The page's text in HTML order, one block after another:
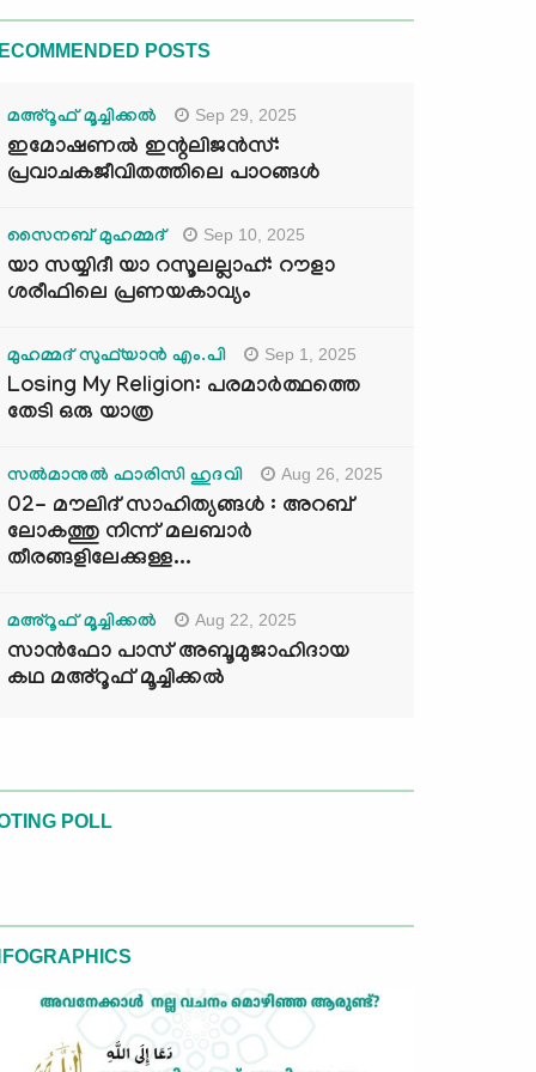
POSTS
മഅ്റൂഫ് മൂച്ചിക്കല്‍ Sep 29, 2025
ഇമോഷണൽ ഇന്റലിജൻസ്:
പ്രവാചകജീവിതത്തിലെ പാഠങ്ങൾ
സൈനബ് മുഹമ്മദ് Sep 10, 2025
യാ സയ്യിദീ യാ റസൂലല്ലാഹ്: റൗളാ
ശരീഫിലെ പ്രണയകാവ്യം
മുഹമ്മദ് സുഫ്‌യാൻ എം.പി Sep 1, 2025
Losing My Religion: പരമാർത്ഥത്തെ
തേടി ഒരു യാത്ര
സൽമാനുൽ ഫാരിസി ഹുദവി Aug 26, 2025
02- മൗലിദ് സാഹിത്യങ്ങൾ : അറബ്
ലോകത്തു നിന്ന് മലബാർ
തീരങ്ങളിലേക്കുള്ള...
മഅ്റൂഫ് മൂച്ചിക്കല്‍ Aug 22, 2025
സാൻഫോ പാസ് അബൂമുജാഹിദായ
കഥ മഅ്റൂഫ് മൂച്ചിക്കല്‍
POLL